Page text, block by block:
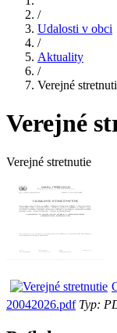
/
Udalosti v obci
/
Aktuality
/
Verejné
Verejné
Verejné stretnutie
20042026.pdfTyp: